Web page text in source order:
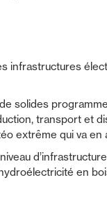
infrastructures
solides
transport et
extrême qui va en
en